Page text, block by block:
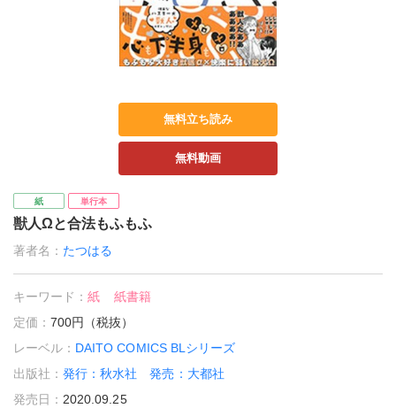
無料立ち読み
無料動画
紙 単行本
獣人Ωと合法もふもふ
著者名： たつはる
キーワード：紙
紙書籍
定価：700円（税抜）
レーベル： DAITO COMICS BLシリーズ
出版社：発行：秋水社 発売：大都社
発売日： 2020.09.25